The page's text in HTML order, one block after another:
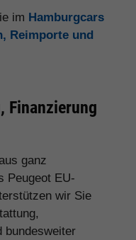
im Hamburgcars
Reimporte und
Finanzierung
ganz
Peugeot EU-
wir Sie
bundesweiter